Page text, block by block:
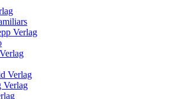
Verlag
Verlag
Verlag